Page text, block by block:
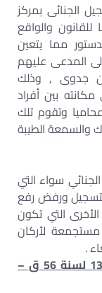
الجنائى بمركز
والواقع
مما يتعين
المدعى عليهم
جدوى , وذلك
بين أفراد
وتقوم تلك
والسمعة الطيبة
سواء التي
ورفض رفع
التي تكون
لأركان
.
( المحكمة الإدارية العليا – الطعن 13592 لسنة 56 ق –